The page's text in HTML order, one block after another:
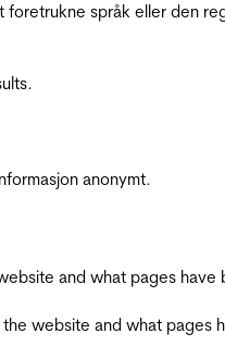
språk eller den
anonymt.
and what pages have
website and what pages